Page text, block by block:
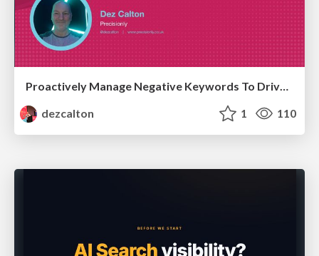
Proactively Manage Negative Keywords To Drive PPC Efficiency Hero Conf / Brighton SEO 2026
dezcalton
1 110